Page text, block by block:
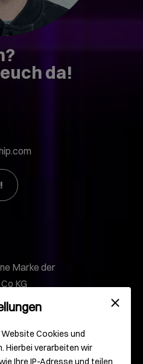
da!
Marke der
KG
Cookies und
Hierbei verarbeiten wir
Ihre IP-Adresse und teilen